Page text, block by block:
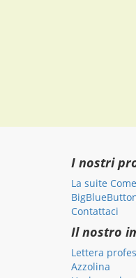
I nostri
La suite
Contattaci
Il nostro
Lettera
Azzolina